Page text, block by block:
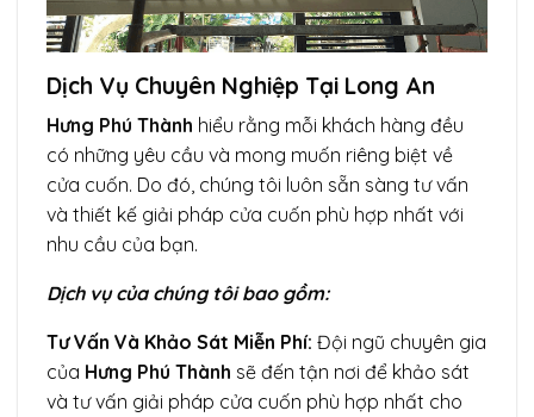
Dịch Vụ Chuyên Nghiệp Tại Long An
Hưng Phú Thành hiểu rằng mỗi khách hàng đều
có những yêu cầu và mong muốn riêng biệt về
cửa cuốn. Do đó, chúng tôi luôn sẵn sàng tư vấn
và thiết kế giải pháp cửa cuốn phù hợp nhất với
nhu cầu của bạn.
Dịch vụ của chúng tôi bao gồm:
Tư Vấn Và Khảo Sát Miễn Phí: Đội ngũ chuyên gia
của Hưng Phú Thành sẽ đến tận nơi để khảo sát
và tư vấn giải pháp cửa cuốn phù hợp nhất cho